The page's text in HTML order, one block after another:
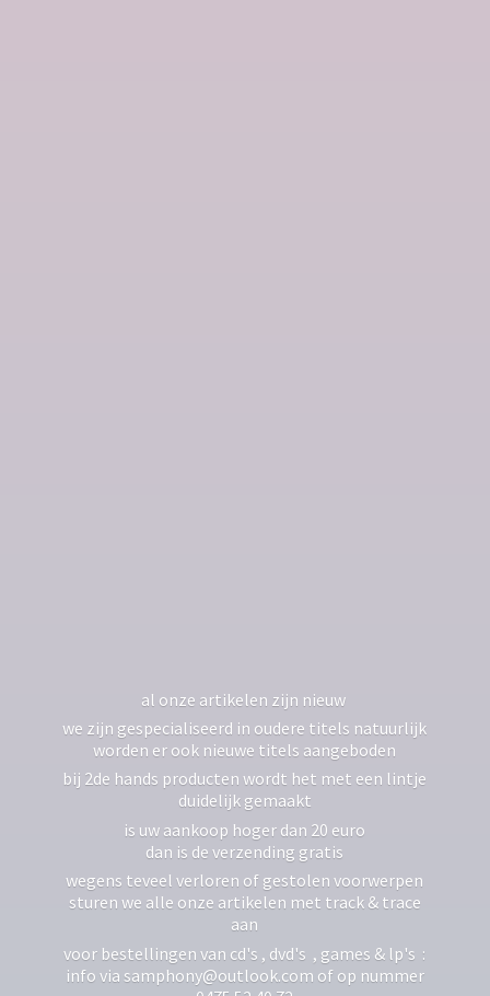
al onze artikelen zijn nieuw
we zijn gespecialiseerd in oudere titels natuurlijk
worden er ook nieuwe titels aangeboden
bij 2de hands producten wordt het met een lintje
duidelijk gemaakt
is uw aankoop hoger dan 20 euro
dan is de verzending gratis
wegens teveel verloren of gestolen voorwerpen
sturen we alle onze artikelen met track & trace
aan
voor bestellingen van cd's , dvd's , games & lp's :
info via samphony@outlook.com of op nummer